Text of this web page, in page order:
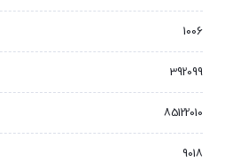
1006
392099
85122010
9018